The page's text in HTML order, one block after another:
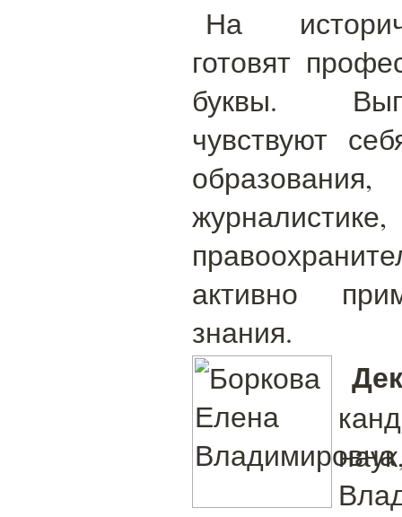
На
готовят
буквы.
чувствуют
активно
знания.